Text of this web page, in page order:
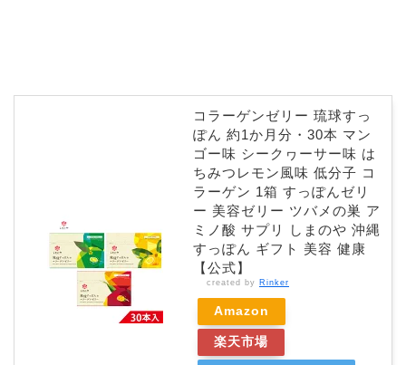
コラーゲンゼリー 琉球すっ
ぽん 約1か月分・30本 マン
ゴー味 シークヮーサー味 は
ちみつレモン風味 低分子 コ
ラーゲン 1箱 すっぽんゼリ
ー 美容ゼリー ツバメの巣 ア
ミノ酸 サプリ しまのや 沖縄
すっぽん ギフト 美容 健康
【公式】
created by Rinker
Amazon
楽天市場